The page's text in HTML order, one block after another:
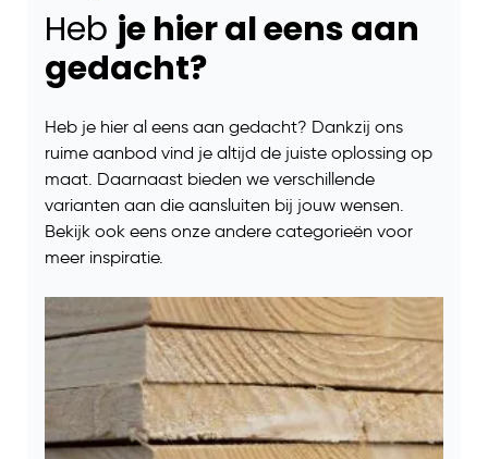
Heb je hier al eens aan
gedacht?
Heb je hier al eens aan gedacht? Dankzij ons
ruime aanbod vind je altijd de juiste oplossing op
maat. Daarnaast bieden we verschillende
varianten aan die aansluiten bij jouw wensen.
Bekijk ook eens onze andere categorieën voor
meer inspiratie.